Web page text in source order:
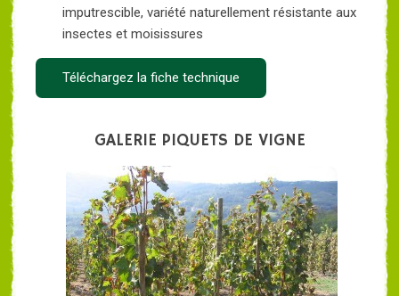
imputrescible, variété naturellement résistante aux
insectes et moisissures
Téléchargez la fiche technique
GALERIE PIQUETS DE VIGNE